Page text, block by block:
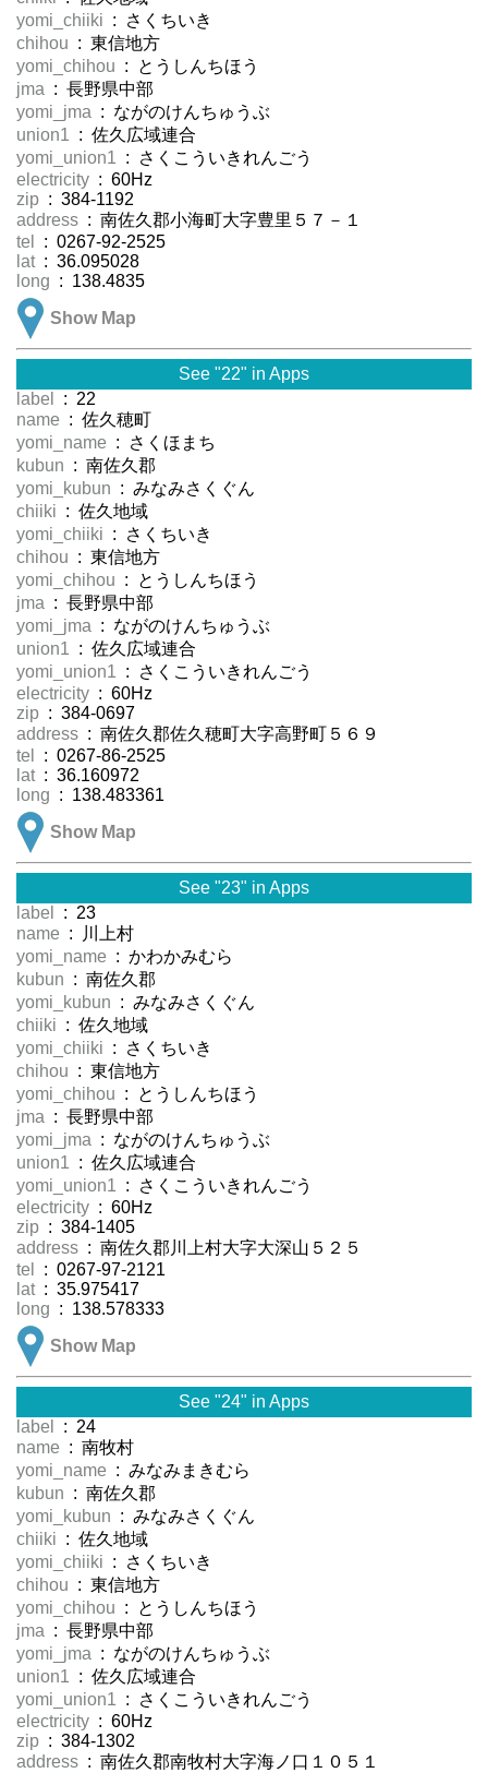
yomi_chiiki : さくちいき
chihou : 東信地方
yomi_chihou : とうしんちほう
jma : 長野県中部
yomi_jma : ながのけんちゅうぶ
union1 : 佐久広域連合
yomi_union1 : さくこういきれんごう
electricity : 60Hz
zip : 384-1192
address : 南佐久郡小海町大字豊里５７－１
tel
: 0267-92-2525
lat : 36.095028
long : 138.4835
Show Map
See "22" in Apps
label
: 22
name : 佐久穂町
yomi_name : さくほまち
kubun : 南佐久郡
yomi_kubun : みなみさくぐん
chiiki : 佐久地域
yomi_chiiki : さくちいき
chihou : 東信地方
yomi_chihou : とうしんちほう
jma : 長野県中部
yomi_jma : ながのけんちゅうぶ
union1 : 佐久広域連合
yomi_union1 : さくこういきれんごう
electricity : 60Hz
zip : 384-0697
address : 南佐久郡佐久穂町大字高野町５６９
tel
: 0267-86-2525
lat : 36.160972
long : 138.483361
Show Map
See "23" in Apps
label
: 23
name : 川上村
yomi_name : かわかみむら
kubun : 南佐久郡
yomi_kubun : みなみさくぐん
chiiki : 佐久地域
yomi_chiiki : さくちいき
chihou : 東信地方
yomi_chihou : とうしんちほう
jma : 長野県中部
yomi_jma : ながのけんちゅうぶ
union1 : 佐久広域連合
yomi_union1 : さくこういきれんごう
electricity : 60Hz
zip : 384-1405
address : 南佐久郡川上村大字大深山５２５
tel
: 0267-97-2121
lat : 35.975417
long : 138.578333
Show Map
See "24" in Apps
label
: 24
name : 南牧村
yomi_name : みなみまきむら
kubun : 南佐久郡
yomi_kubun : みなみさくぐん
chiiki : 佐久地域
yomi_chiiki : さくちいき
chihou : 東信地方
yomi_chihou : とうしんちほう
jma : 長野県中部
yomi_jma : ながのけんちゅうぶ
union1 : 佐久広域連合
yomi_union1 : さくこういきれんごう
electricity : 60Hz
zip : 384-1302
address : 南佐久郡南牧村大字海ノ口１０５１